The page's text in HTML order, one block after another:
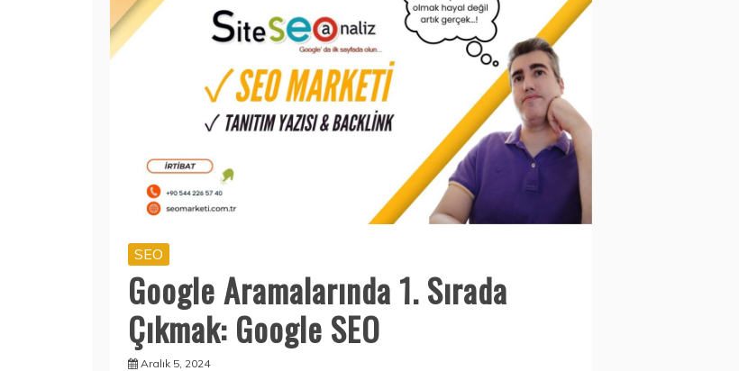
SEO
Google Aramalarında 1. Sırada
Çıkmak: Google SEO
Aralık 5, 2024